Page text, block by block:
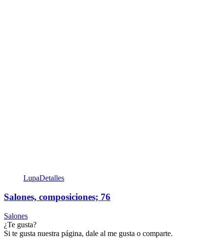
LupaDetalles
Salones, composiciones; 76
Salones
¿Te gusta?
Si te gusta nuestra página, dale al me gusta o comparte.